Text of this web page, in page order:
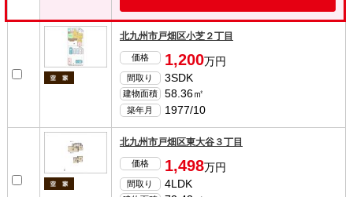
北九州市戸畑区小芝２丁目
価格 1,200万円
間取り 3SDK
建物面積 58.36㎡
築年月 1977/10
北九州市戸畑区東大谷３丁目
価格 1,498万円
間取り 4LDK